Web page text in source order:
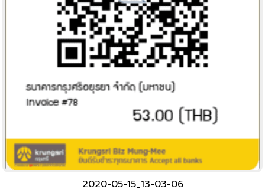
2020-05-15_13-03-06